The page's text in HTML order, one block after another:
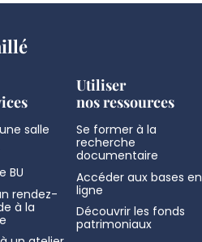
salle
BU
rendez-
à la
Utiliser
nos ressources
Se former à la
recherche
documentaire
Accéder aux bases en
ligne
Découvrir les fonds
patrimoniaux